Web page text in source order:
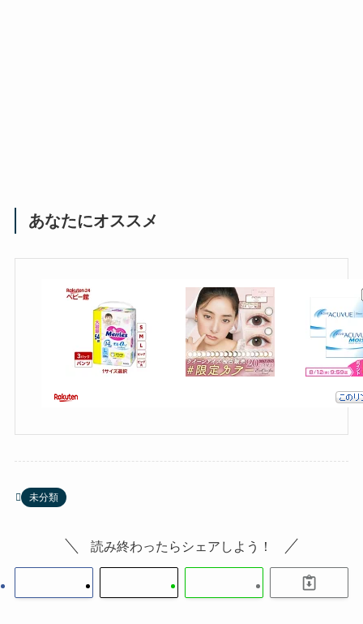
あなたにオススメ
未分類
読み終わったらシェアしよう！